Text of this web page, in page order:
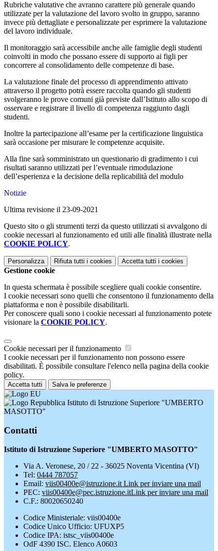
Rubriche valutative che avranno carattere più generale quando
utilizzate per la valutazione del lavoro svolto in gruppo, saranno
invece più dettagliate e personalizzate per esprimere la valutazione
del lavoro individuale.
Il monitoraggio sarà accessibile anche alle famiglie degli studenti
coinvolti in modo che possano essere di supporto ai figli per
concorrere al consolidamento delle competenze di base.
La valutazione finale del processo di apprendimento attivato
attraverso il progetto potrà essere raccolta quando gli studenti
svolgeranno le prove comuni già previste dall’Istituto allo scopo di
osservare e registrare il livello di competenza raggiunto dagli
studenti.
Inoltre la partecipazione all’esame per la certificazione linguistica
sarà occasione per misurare le competenze acquisite.
Alla fine sarà somministrato un questionario di gradimento i cui
risultati saranno utilizzati per l’eventuale rimodulazione
dell’esperienza e la decisione della replicabilità del modulo
Notizie
Ultima revisione il 23-09-2021
Questo sito o gli strumenti terzi da questo utilizzati si avvalgono di
cookie necessari al funzionamento ed utili alle finalità illustrate nella
COOKIE POLICY.
Personalizza Rifiuta tutti i cookies Accetta tutti i cookies
Gestione cookie
In questa schermata è possibile scegliere quali cookie consentire.
I cookie necessari sono quelli che consentono il funzionamento della
piattaforma e non è possibile disabilitarli.
Per conoscere quali sono i cookie necessari al funzionamento potete
visionare la COOKIE POLICY.
Cookie necessari per il funzionamento
I cookie necessari per il funzionamento non possono essere
disabilitati. È possibile consultare l'elenco nella pagina della cookie
policy.
Accetta tutti Salva le preferenze
Istituto di Istruzione Superiore "UMBERTO
MASOTTO"
Contatti
Istituto di Istruzione Superiore "UMBERTO MASOTTO"
Via A. Veronese, 20 / 22 - 36025 Noventa Vicentina (VI)
Tel: 0444 787057
Email: viis00400e@istruzione.it Link per inviare una mail
PEC: viis00400e@pec.istruzione.itLink per inviare una mail
C.F.: 80020650240
Codice Ministeriale: viis00400e
Codice Unico Ufficio: UFUXP5
Codice IPA: istsc_viis00400e
OdF 4390 ISC. Elenco A0603